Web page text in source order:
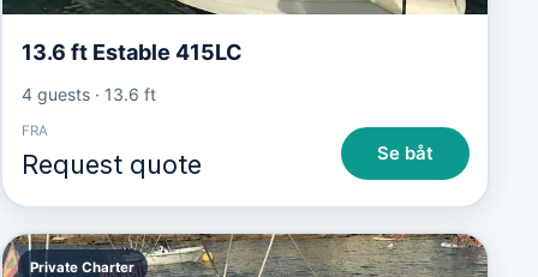
13.6 ft Estable 415LC
4 guests· 13.6 ft
FRA
Request quote Se båt
Private Charter